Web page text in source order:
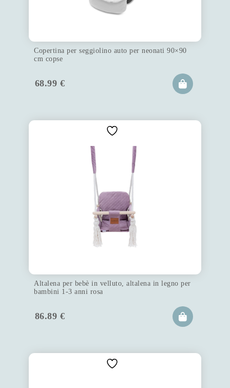
Copertina per seggiolino auto per neonati 90×90
cm copse
68.99 €
Altalena per bebè in velluto, altalena in legno per
bambini 1-3 anni rosa
86.89 €